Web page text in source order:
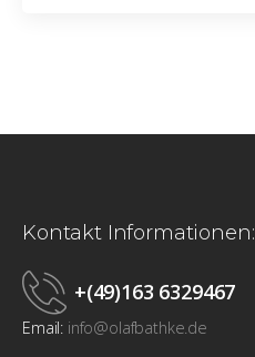
Kontakt Informationen:
+(49)163 6329467
Email: info@olafbathke.de